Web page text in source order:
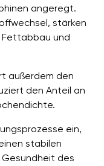
angeregt.
stärken
Fettabbau und
außerdem den
den Anteil an
ein,
stabilen
des